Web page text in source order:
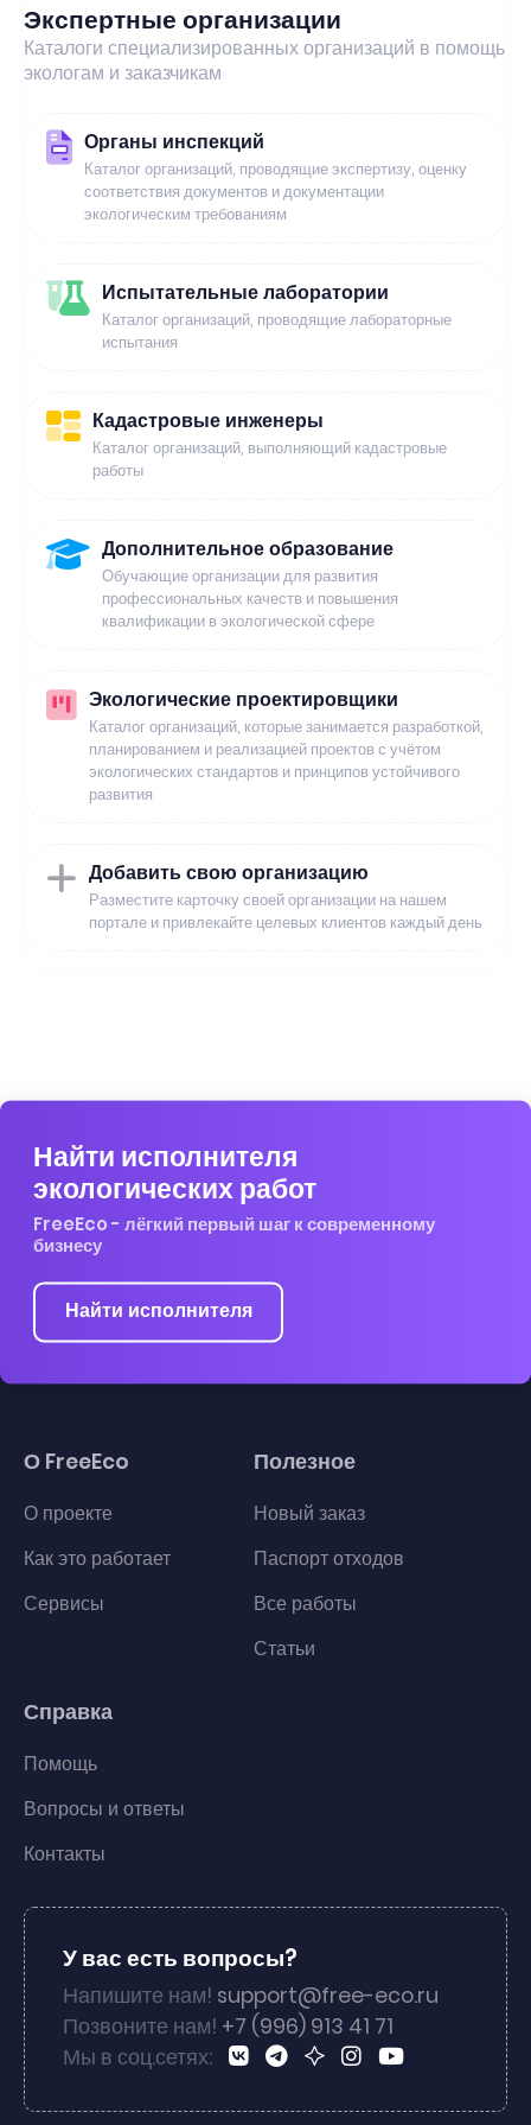
Экспертные организации
Каталоги специализированных организаций в помощь
экологам и заказчикам
Органы инспекций
Каталог организаций, проводящие экспертизу, оценку
соответствия документов и документации
экологическим требованиям
Испытательные лаборатории
Каталог организаций, проводящие лабораторные
испытания
Кадастровые инженеры
Каталог организаций, выполняющий кадастровые
работы
Дополнительное образование
Обучающие организации для развития
профессиональных качеств и повышения
квалификации в экологической сфере
Экологические проектировщики
Каталог организаций, которые занимается разработкой,
планированием и реализацией проектов с учётом
экологических стандартов и принципов устойчивого
развития
Добавить свою организацию
Разместите карточку своей организации на нашем
портале и привлекайте целевых клиентов каждый день
Найти исполнителя
экологических работ
FreeEco - лёгкий первый шаг к современному
бизнесу
Найти исполнителя
О FreeEco
О проекте
Как это работает
Сервисы
Полезное
Новый заказ
Паспорт отходов
Все работы
Статьи
Справка
Помощь
Вопросы и ответы
Контакты
У вас есть вопросы?
Напишите нам! support@free-eco.ru
Позвоните нам! +7 (996) 913 41 71
Мы в соц.сетях: